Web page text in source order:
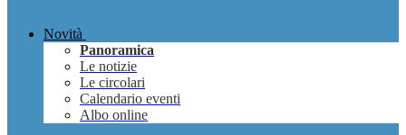
Novità
Panoramica
Le notizie
Le circolari
Calendario eventi
Albo online